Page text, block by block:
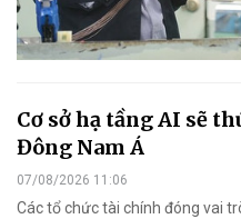
Cơ sở hạ tầng AI sẽ
Đông Nam Á
07/08/2026 11:06
Các tổ chức tài chính đóng vai